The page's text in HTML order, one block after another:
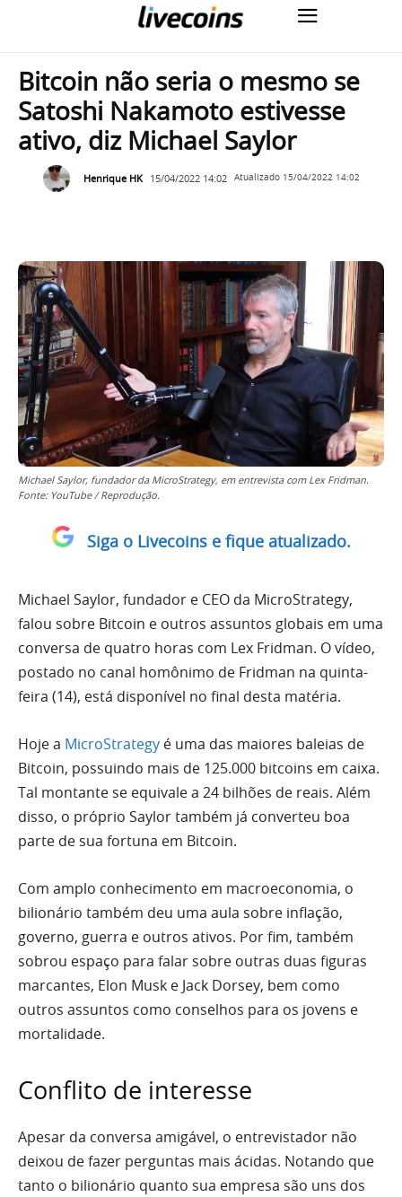
Bitcoin não seria o mesmo se
Satoshi Nakamoto estivesse
ativo, diz Michael Saylor
Henrique HK 15/04/2022 14:02 Atualizado 15/04/2022 14:02
Michael Saylor, fundador da MicroStrategy, em entrevista com Lex Fridman.
Fonte: YouTube / Reprodução.
Siga o Livecoins e fique atualizado.
Michael Saylor, fundador e CEO da MicroStrategy,
falou sobre Bitcoin e outros assuntos globais em uma
conversa de quatro horas com Lex Fridman. O vídeo,
postado no canal homônimo de Fridman na quinta-
feira (14), está disponível no final desta matéria.
Hoje a MicroStrategy é uma das maiores baleias de
Bitcoin, possuindo mais de 125.000 bitcoins em caixa.
Tal montante se equivale a 24 bilhões de reais. Além
disso, o próprio Saylor também já converteu boa
parte de sua fortuna em Bitcoin.
Com amplo conhecimento em macroeconomia, o
bilionário também deu uma aula sobre inflação,
governo, guerra e outros ativos. Por fim, também
sobrou espaço para falar sobre outras duas figuras
marcantes, Elon Musk e Jack Dorsey, bem como
outros assuntos como conselhos para os jovens e
mortalidade.
Conflito de interesse
Apesar da conversa amigável, o entrevistador não
deixou de fazer perguntas mais ácidas. Notando que
tanto o bilionário quanto sua empresa são uns dos